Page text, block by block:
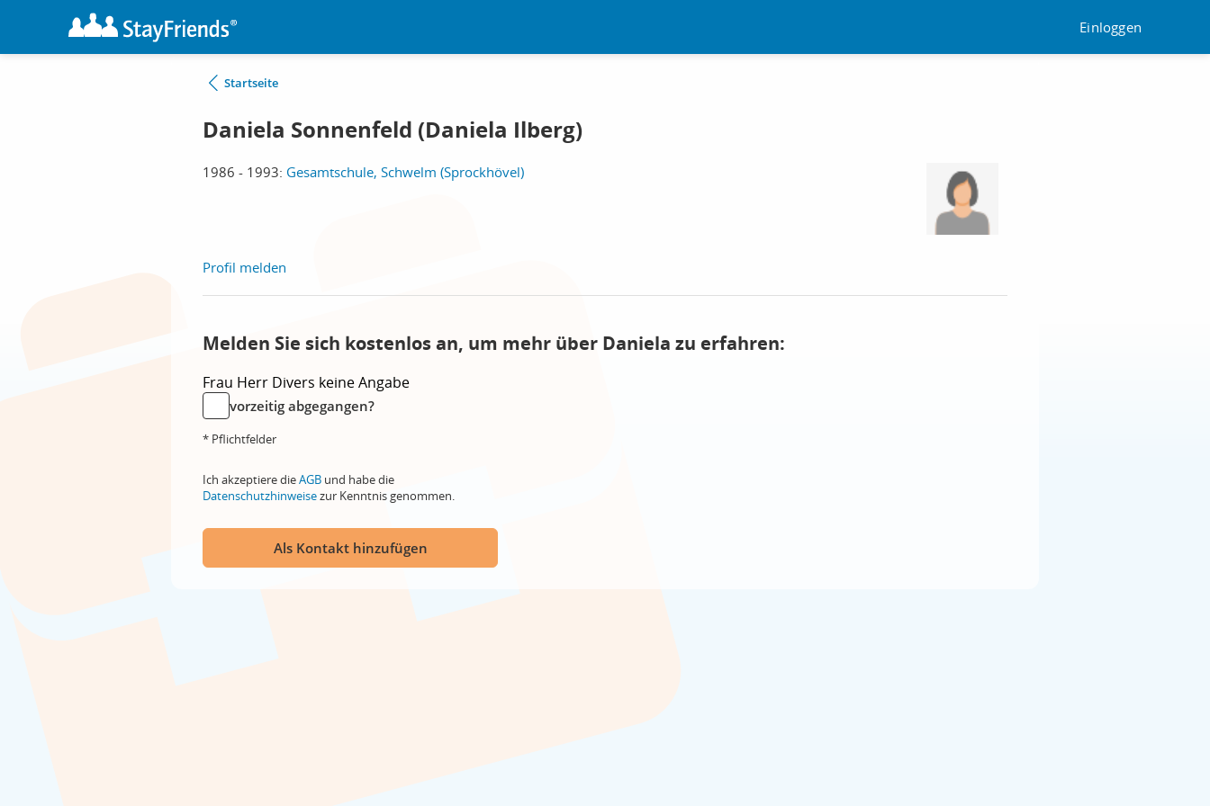
Einloggen
Startseite
Daniela Sonnenfeld (Daniela Ilberg)
1986 - 1993: Gesamtschule, Schwelm (Sprockhövel)
Profil melden
Melden Sie sich kostenlos an, um mehr über Daniela zu erfahren:
Frau Herr Divers keine Angabe
vorzeitig abgegangen?
* Pflichtfelder
Ich akzeptiere dieAGB und habe die
Datenschutzhinweisezur Kenntnis genommen.
Als Kontakt hinzufügen